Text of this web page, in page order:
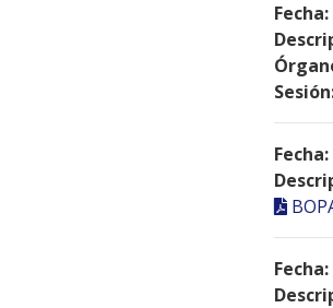
Fecha:
Fecha:
Fecha: